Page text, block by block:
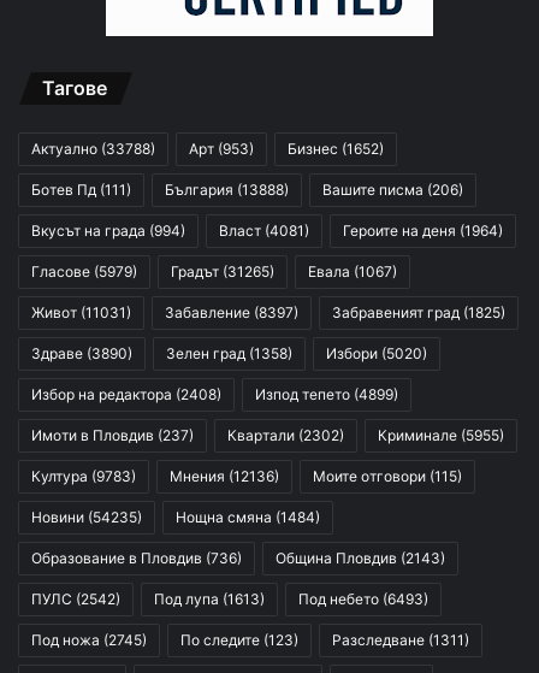
Тагове
Актуално (33788) Арт (953) Бизнес (1652)
Ботев Пд (111) България (13888) Вашите писма (206)
Вкусът на града (994) Власт (4081) Героите на деня (1964)
Гласове (5979) Градът (31265) Евала (1067)
Живот (11031) Забавление (8397) Забравеният град (1825)
Здраве (3890) Зелен град (1358) Избори (5020)
Избор на редактора (2408) Изпод тепето (4899)
Имоти в Пловдив (237) Квартали (2302) Криминале (5955)
Култура (9783) Мнения (12136) Моите отговори (115)
Новини (54235) Нощна смяна (1484)
Образование в Пловдив (736) Община Пловдив (2143)
ПУЛС (2542) Под лупа (1613) Под небето (6493)
Под ножа (2745) По следите (123) Разследване (1311)